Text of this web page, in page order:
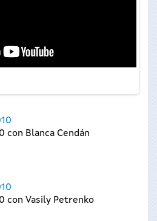
con Blanca Cendán
con Vasily Petrenko